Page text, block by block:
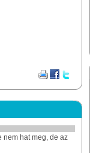
nem hat meg, de az